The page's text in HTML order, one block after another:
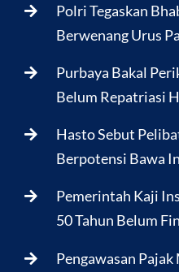
Polri Tegaskan
Berwenang Urus
Purbaya Bakal
Belum Repatriasi
Hasto Sebut
Berpotensi Bawa
Pemerintah Kaji
50 Tahun Belum
Pengawasan